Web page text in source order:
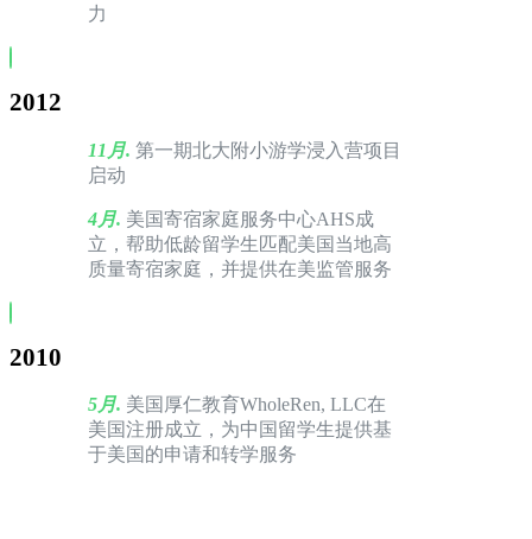
力
2012
11月. 第一期北大附小游学浸入营项目
启动
4月. 美国寄宿家庭服务中心AHS成
立，帮助低龄留学生匹配美国当地高
质量寄宿家庭，并提供在美监管服务
2010
5月. 美国厚仁教育WholeRen, LLC在
美国注册成立，为中国留学生提供基
于美国的申请和转学服务